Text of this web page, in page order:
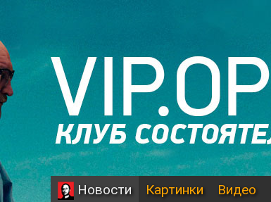
Новости Картинки Видео